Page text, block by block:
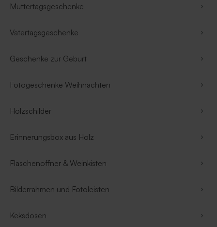
Muttertagsgeschenke
Vatertagsgeschenke
Geschenke zur Geburt
Fotogeschenke Weihnachten
Holzschilder
Erinnerungsbox aus Holz
Flaschenöffner & Weinkisten
Bilderrahmen und Fotoleisten
Keksdosen